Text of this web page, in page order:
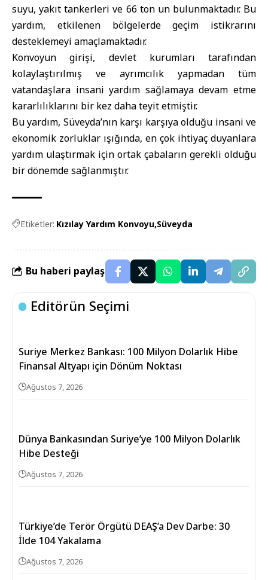
suyu, yakıt tankerleri ve 66 ton un bulunmaktadır. Bu
yardım, etkilenen bölgelerde geçim istikrarını
desteklemeyi amaçlamaktadır.
Konvoyun girişi, devlet kurumları tarafından
kolaylaştırılmış ve ayrımcılık yapmadan tüm
vatandaşlara insani yardım sağlamaya devam etme
kararlılıklarını bir kez daha teyit etmiştir.
Bu yardım, Süveyda’nın karşı karşıya olduğu insani ve
ekonomik zorluklar ışığında, en çok ihtiyaç duyanlara
yardım ulaştırmak için ortak çabaların gerekli olduğu
bir dönemde sağlanmıştır.
Etiketler: Kızılay Yardım Konvoyu Süveyda
Bu haberi paylaş
Editörün Seçimi
Suriye Merkez Bankası: 100 Milyon Dolarlık Hibe
Finansal Altyapı için Dönüm Noktası
Ağustos 7, 2026
Dünya Bankasından Suriye’ye 100 Milyon Dolarlık
Hibe Desteği
Ağustos 7, 2026
Türkiye’de Terör Örgütü DEAŞ’a Dev Darbe: 30
İlde 104 Yakalama
Ağustos 7, 2026